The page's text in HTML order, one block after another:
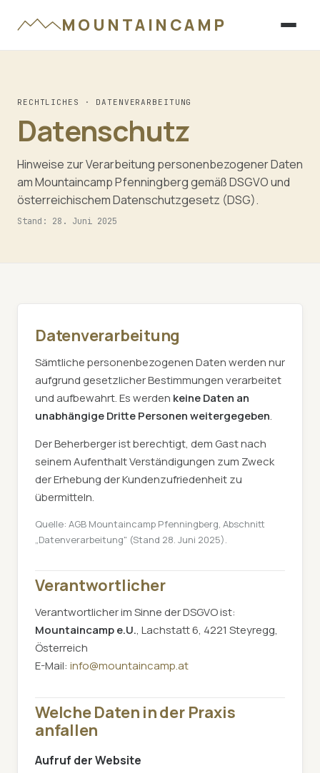
MOUNTAINCAMP
RECHTLICHES · DATENVERARBEITUNG
Datenschutz
Hinweise zur Verarbeitung personenbezogener Daten
am Mountaincamp Pfenningberg gemäß DSGVO und
österreichischem Datenschutzgesetz (DSG).
Stand: 28. Juni 2025
Datenverarbeitung
Sämtliche personenbezogenen Daten werden nur
aufgrund gesetzlicher Bestimmungen verarbeitet
und aufbewahrt. Es werden keine Daten an
unabhängige Dritte Personen weitergegeben.
Der Beherberger ist berechtigt, dem Gast nach
seinem Aufenthalt Verständigungen zum Zweck
der Erhebung der Kundenzufriedenheit zu
übermitteln.
Quelle: AGB Mountaincamp Pfenningberg, Abschnitt
„Datenverarbeitung" (Stand 28. Juni 2025).
Verantwortlicher
Verantwortlicher im Sinne der DSGVO ist:
Mountaincamp e.U., Lachstatt 6, 4221 Steyregg,
Österreich
E-Mail: info@mountaincamp.at
Welche Daten in der Praxis
anfallen
Aufruf der Website